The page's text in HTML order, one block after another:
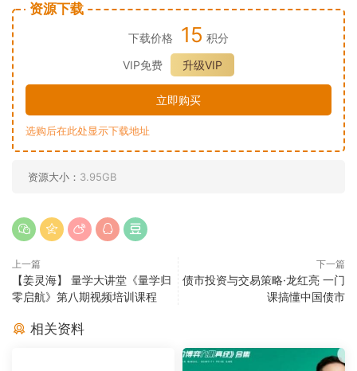
资源下载
下载价格 15 积分
VIP免费
升级VIP
立即购买
选购后在此处显示下载地址
资源大小： 3.95GB
上一篇
【姜灵海】 量学大讲堂《量学归
零启航》第八期视频培训课程
下一篇
债市投资与交易策略·龙红亮 一门
课搞懂中国债市
相关资料